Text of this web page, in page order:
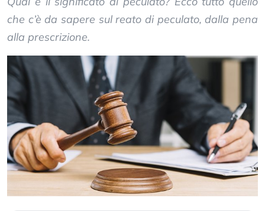
che c’è da sapere sul reato di peculato, dalla pena
alla prescrizione.